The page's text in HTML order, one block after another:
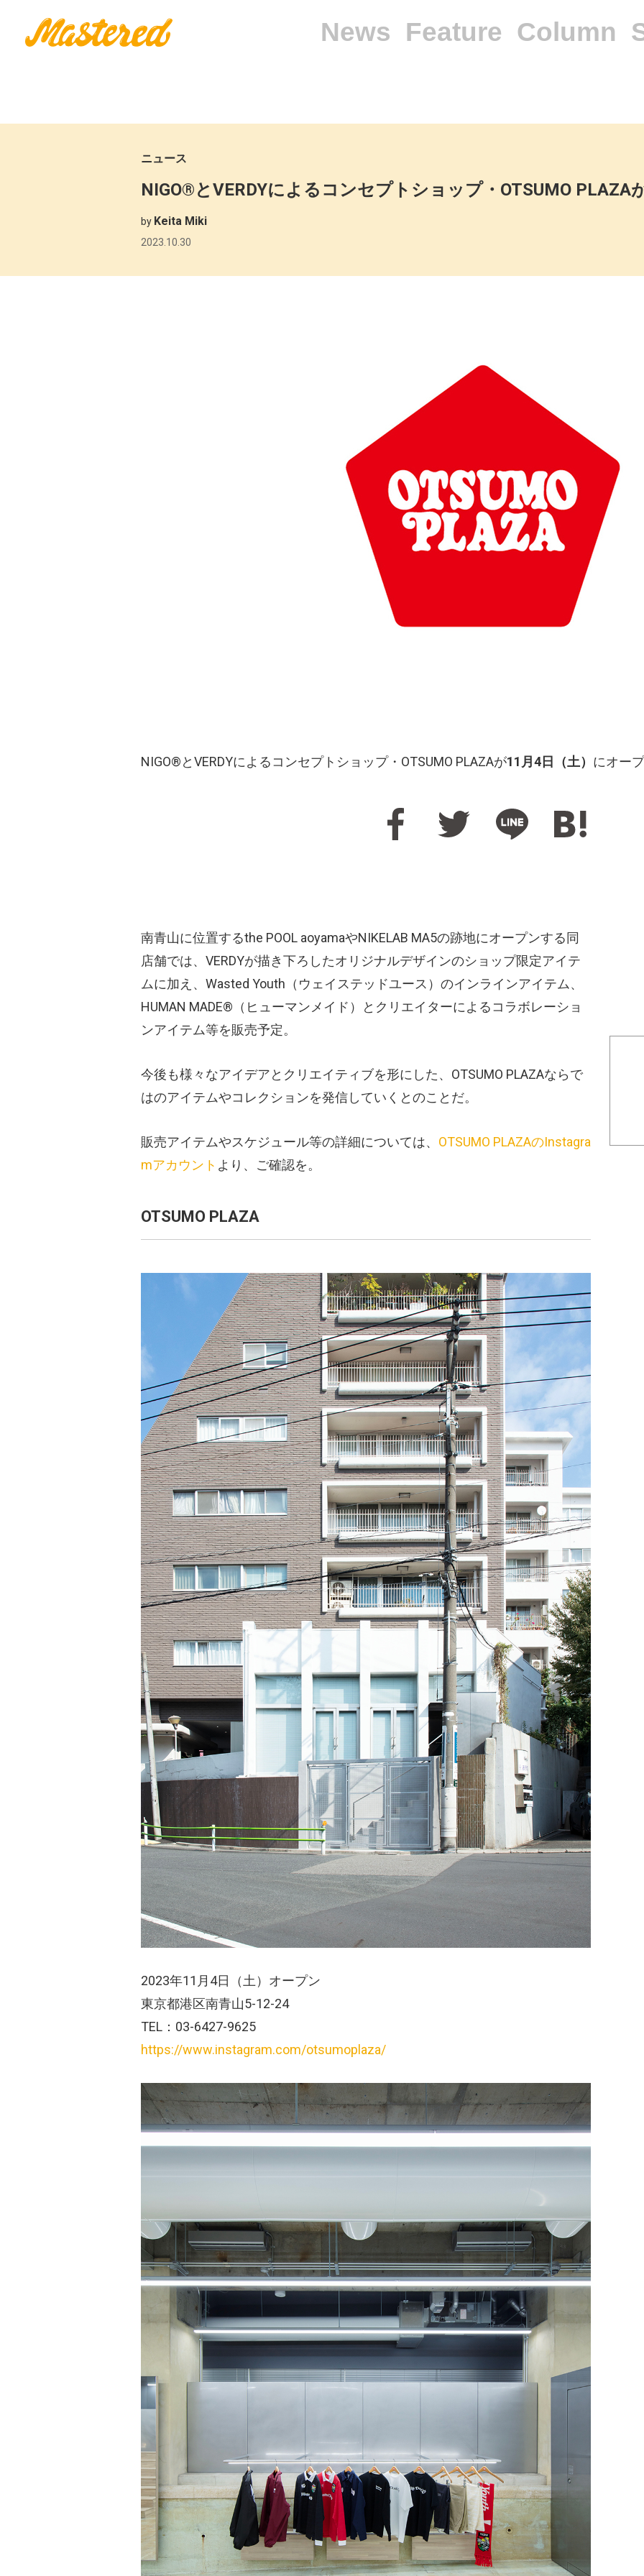
News Feature Column
ニュース
NIGO®とVERDYによるコンセプトショップ・OTSUMO PLAZA
by Keita Miki
2023.10.30
NIGO®とVERDYによるコンセプトショップ・OTSUMO PLAZAが11月4日（土） にオー
南青山に位置するthe POOL aoyamaやNIKELAB MA5の跡地にオープンする同
店舗では、VERDYが描き下ろしたオリジナルデザインのショップ限定アイテ
ムに加え、Wasted Youth（ウェイステッドユース）のインラインアイテム、
HUMAN MADE®（ヒューマンメイド）とクリエイターによるコラボレーショ
ンアイテム等を販売予定。
今後も様々なアイデアとクリエイティブを形にした、OTSUMO PLAZAならで
はのアイテムやコレクションを発信していくとのことだ。
販売アイテムやスケジュール等の詳細については、 OTSUMO PLAZAのInstagra
mアカウント より、ご確認を。
OTSUMO PLAZA
2023年11月4日（土）オープン
東京都港区南青山5-12-24
TEL：03-6427-9625
https://www.instagram.com/otsumoplaza/